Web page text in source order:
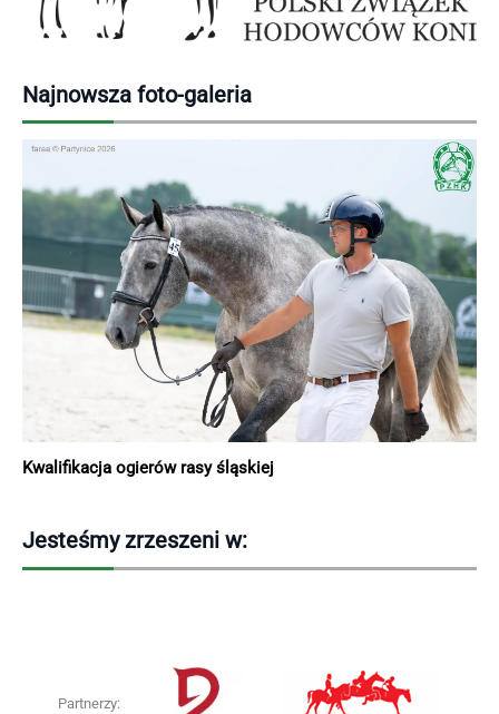
Najnowsza foto-galeria
Kwalifikacja ogierów rasy śląskiej
Jesteśmy zrzeszeni w:
Partnerzy: